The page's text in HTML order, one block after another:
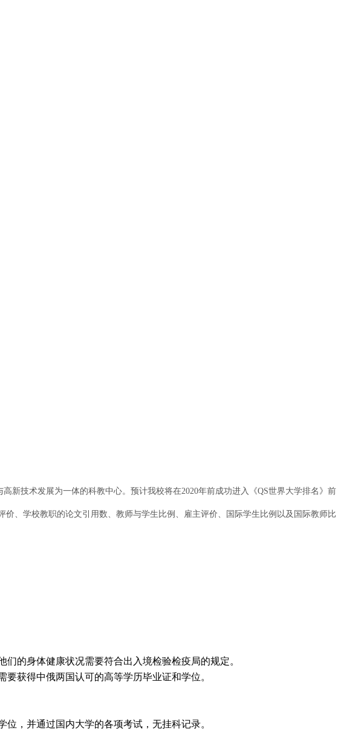
新技术发展为一体的科教中心。预计我校将在2020年前成功进入《QS世界大学排名》前
、学校教职的论文引用数、教师与学生比例、雇主评价、国际学生比例以及国际教师比
们的身体健康状况需要符合出入境检验检疫局的规定。
要获得中俄两国认可的高等学历毕业证和学位。
位，并通过国内大学的各项考试，无挂科记录。